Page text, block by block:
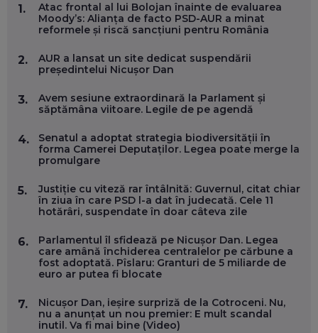
FOLOSEȘTI TEHNOLOGIA CA SĂ FII MAI BUN LA JOB. ȘI CUM
SE VA SCHIMBA MUNCA, ÎN URMĂTORII ANI
EP. 58
MARIUS PAȘCULEA, COFONDATOR AL KULTH: CUM
CĂTRE ARTĂ, LA NIVEL GLOBAL
EP. 57
ANDREI AVĂDANEI, BIT SENTINEL: CUM ÎȚI PROTEJEZI
EFICIENT VIAȚA ONLINE. ȘI CARE SUNT PRIMII PAȘI ÎNTR-O
CARIERĂ DE „HACKER CU PERMIS”
EP. 55
WASHINGTON, OCHELARI INTELIGENȚI ȘI FERME
VERTICALE FĂRĂ PĂMÂNT
EP. 54
1.
Atac frontal al lui Bolojan înainte de evaluarea
Moody’s: Alianța de facto PSD-AUR a minat
reformele și riscă sancțiuni pentru România
2.
AUR a lansat un site dedicat suspendării
președintelui Nicușor Dan
3.
Avem sesiune extraordinară la Parlament și
săptămâna viitoare. Legile de pe agendă
4.
Senatul a adoptat strategia biodiversității în
forma Camerei Deputaților. Legea poate merge la
promulgare
5.
Justiție cu viteză rar întâlnită: Guvernul, citat chiar
în ziua în care PSD l-a dat în judecată. Cele 11
hotărâri, suspendate în doar câteva zile
6.
Parlamentul îl sfidează pe Nicușor Dan. Legea
care amână închiderea centralelor pe cărbune a
fost adoptată. Pîslaru: Granturi de 5 miliarde de
euro ar putea fi blocate
7.
Nicușor Dan, ieșire surpriză de la Cotroceni. Nu,
nu a anunțat un nou premier: E mult scandal
inutil. Va fi mai bine (Video)